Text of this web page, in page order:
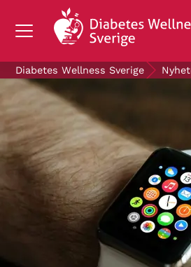
OM DIABETES
STÖD OSS
FORSKNING
NYHETER & EVENT
OM OSS
GRATIS DIABETESPRODUKTER
Blodsockerkollen
Diabetes Wellness Sverige